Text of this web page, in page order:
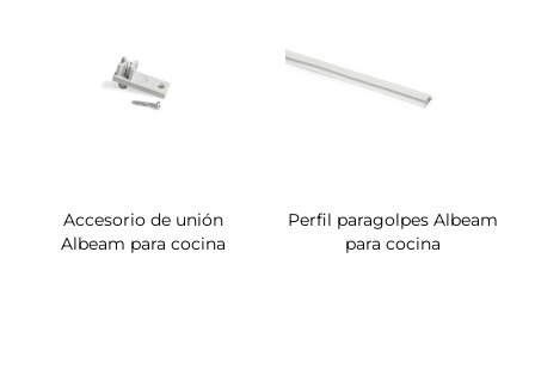
Accesorio de unión
Albeam para cocina
Perfil paragolpes Albeam
para cocina